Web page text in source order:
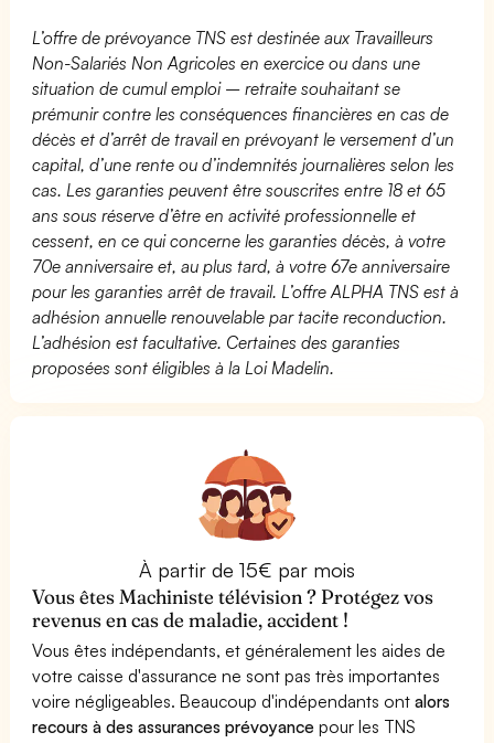
L’offre de prévoyance TNS est destinée aux Travailleurs
Non-Salariés Non Agricoles en exercice ou dans une
situation de cumul emploi – retraite souhaitant se
prémunir contre les conséquences financières en cas de
décès et d’arrêt de travail en prévoyant le versement d’un
capital, d’une rente ou d’indemnités journalières selon les
cas. Les garanties peuvent être souscrites entre 18 et 65
ans sous réserve d’être en activité professionnelle et
cessent, en ce qui concerne les garanties décès, à votre
70e anniversaire et, au plus tard, à votre 67e anniversaire
pour les garanties arrêt de travail. L’offre ALPHA TNS est à
adhésion annuelle renouvelable par tacite reconduction.
L’adhésion est facultative. Certaines des garanties
proposées sont éligibles à la Loi Madelin.
À partir de 15€ par mois
Vous êtes Machiniste télévision ? Protégez vos
revenus en cas de maladie, accident !
Vous êtes indépendants, et généralement les aides de
votre caisse d'assurance ne sont pas très importantes
voire négligeables. Beaucoup d'indépendants ontalors
recours à des assurances prévoyance pour les TNS